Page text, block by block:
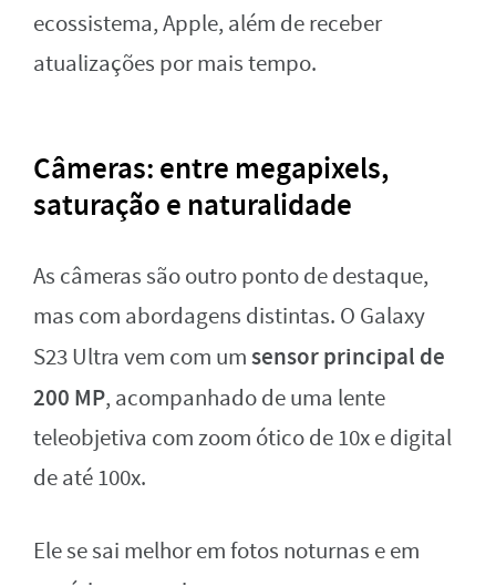
ecossistema, Apple, além de receber
atualizações por mais tempo.
Câmeras: entre megapixels,
saturação e naturalidade
As câmeras são outro ponto de destaque,
mas com abordagens distintas. O Galaxy
S23 Ultra vem com umsensor principal de
200 MP, acompanhado de uma lente
teleobjetiva com zoom ótico de 10x e digital
de até 100x.
Ele se sai melhor em fotos noturnas e em